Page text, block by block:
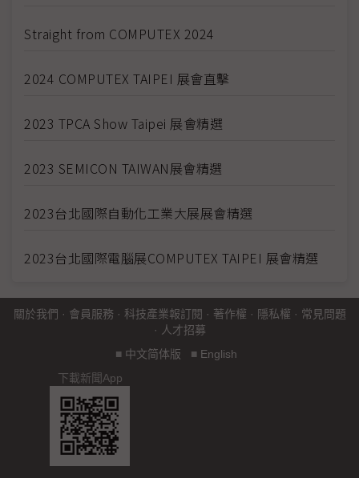
Straight from COMPUTEX 2024
2024 COMPUTEX TAIPEI 展會直擊
2023 TPCA Show Taipei 展會精選
2023 SEMICON TAIWAN展會精選
2023台北國際自動化工業大展展會精選
2023台北國際電腦展COMPUTEX TAIPEI 展會精選
關於我們 · 會員服務 · 科技產業報訂閱 · 著作權 · 隱私權 · 常見問題
· 人才招募
■ 中文简体版 ■ English
下載新聞App